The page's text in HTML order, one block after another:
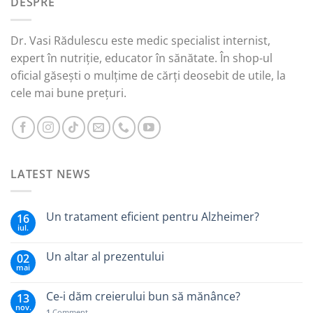
Dr. Vasi Rădulescu este medic specialist internist,
expert în nutriție, educator în sănătate. În shop-ul
oficial găsești o mulțime de cărți deosebit de utile, la
cele mai bune prețuri.
LATEST NEWS
16
iul.
Un tratament eficient pentru Alzheimer?
02
mai
Un altar al prezentului
13
nov.
Ce-i dăm creierului bun să mănânce?